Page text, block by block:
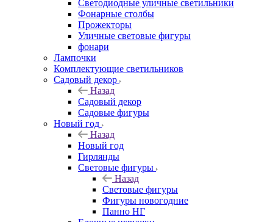
Светодиодные уличные светильники
Фонарные столбы
Прожекторы
Уличные световые фигуры
фонари
Лампочки
Комплектующие светильников
Садовый декор
Назад
Садовый декор
Садовые фигуры
Новый год
Назад
Новый год
Гирлянды
Световые фигуры
Назад
Световые фигуры
Фигуры новогодние
Панно НГ